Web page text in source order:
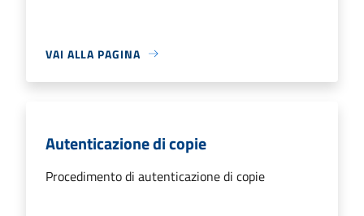
VAI ALLA PAGINA
Autenticazione di copie
Procedimento di autenticazione di copie